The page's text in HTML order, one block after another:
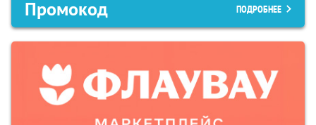
Промокод ПОДРОБНЕЕ